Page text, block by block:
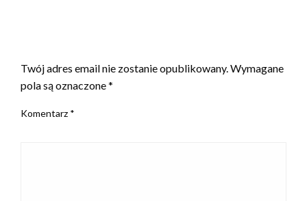
Twój adres email nie zostanie opublikowany. Wymagane
pola są oznaczone*
Komentarz *